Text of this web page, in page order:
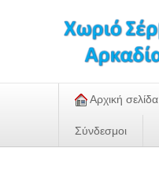
Αρχική σελίδα
Σύνδεσμοι